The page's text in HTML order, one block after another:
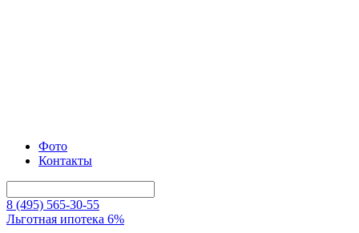
Фото
Контакты
8 (495) 565-30-55
Льготная ипотека 6%